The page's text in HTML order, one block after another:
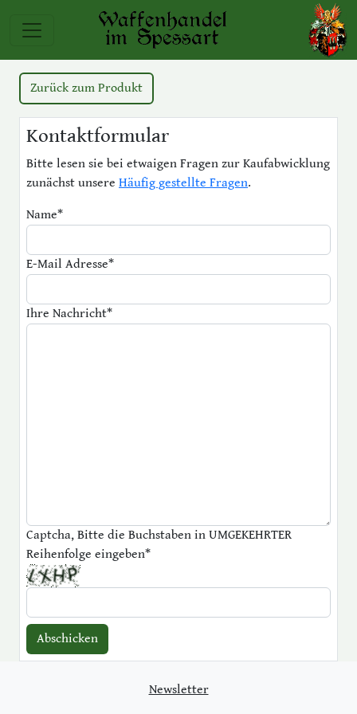
Zurück zum Produkt
Kontaktformular
Bitte lesen sie bei etwaigen Fragen zur Kaufabwicklung
zunächst unsere Häufig gestellte Fragen.
Name*
E-Mail Adresse*
Ihre Nachricht*
Captcha, Bitte die Buchstaben in UMGEKEHRTER
Reihenfolge eingeben*
Newsletter